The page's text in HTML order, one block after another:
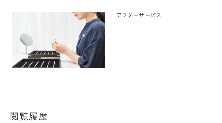
アフターサービス
閲覧履歴